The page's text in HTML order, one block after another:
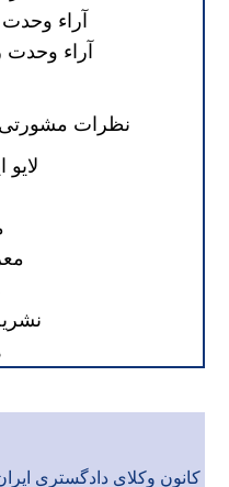
آراء
آراء وحدت
نظرات مشورتی
لایو
کانون وکلای دادگستری ایران در سال